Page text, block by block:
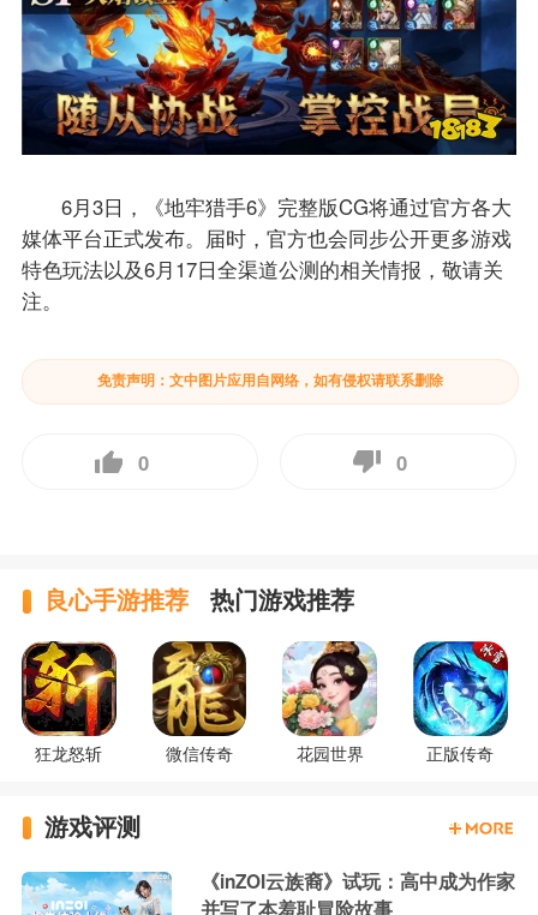
6月3日，《地牢猎手6》完整版CG将通过官方各大
媒体平台正式发布。届时，官方也会同步公开更多游戏
特色玩法以及6月17日全渠道公测的相关情报，敬请关
注。
免责声明：文中图片应用自网络，如有侵权请联系删除
0 0
良心手游推荐 热门游戏推荐
狂龙怒斩 微信传奇 花园世界 正版传奇
游戏评测
《inZOI云族裔》试玩：高中成为作家
并写了本羞耻冒险故事